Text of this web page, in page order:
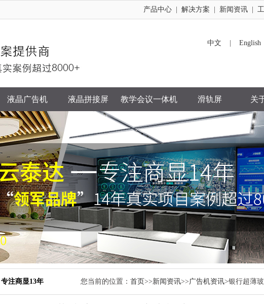
产品中心 解决方案 新闻资讯
中文 English
液晶广告机 液晶拼接屏 教学会议一体机 滑轨屏 关
您当前的位置： 首页>>新闻资讯>>广告机资讯>银行超薄
注商显13年